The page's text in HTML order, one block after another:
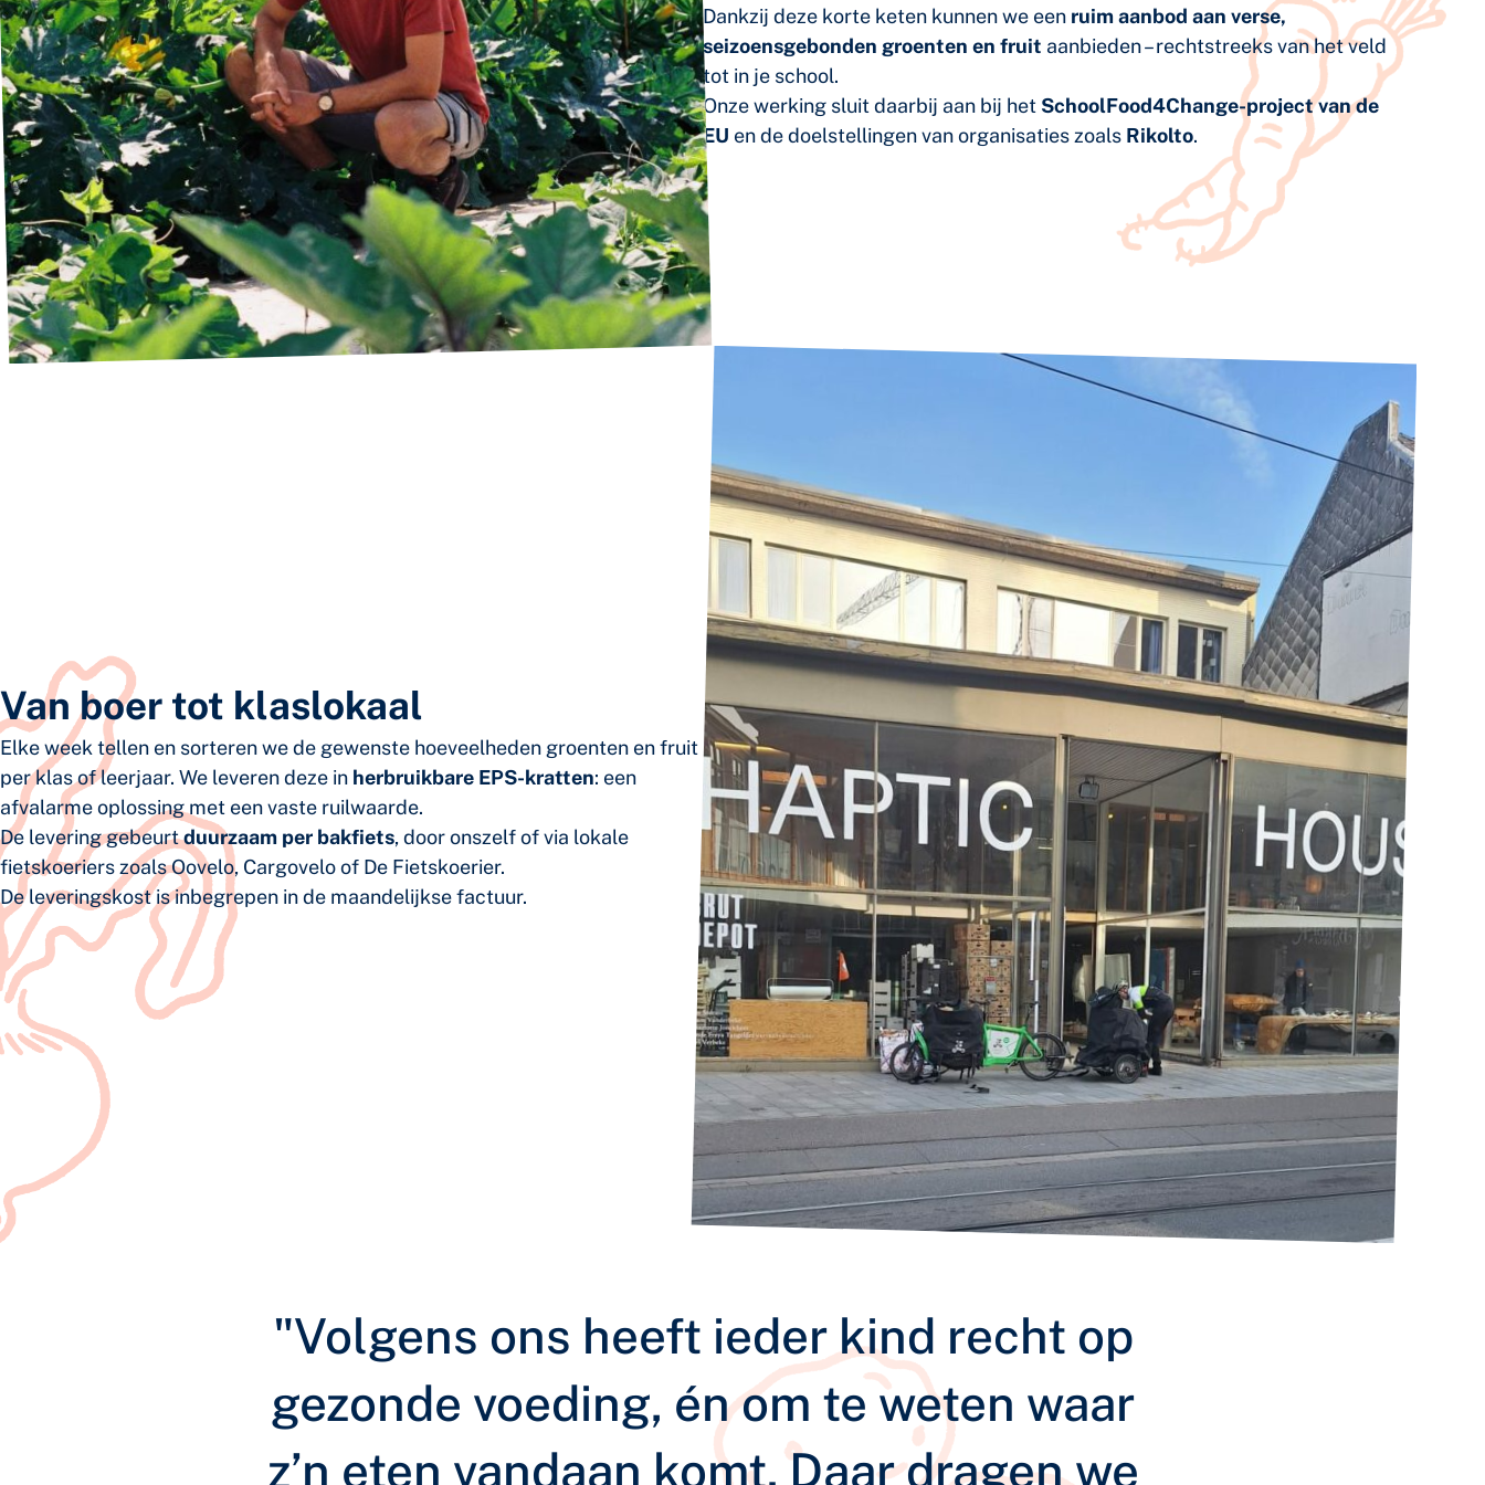
Dankzij deze korte keten kunnen we een ruim aanbod aan verse,
seizoensgebonden groenten en fruit aanbieden – rechtstreeks van het veld
tot in je school.
Onze werking sluit daarbij aan bij het SchoolFood4Change-project van de
EU en de doelstellingen van organisaties zoals Rikolto.
Van boer tot klaslokaal
Elke week tellen en sorteren we de gewenste hoeveelheden groenten en fruit
per klas of leerjaar. We leveren deze in herbruikbare EPS-kratten: een
afvalarme oplossing met een vaste ruilwaarde.
De levering gebeurtduurzaam per bakfiets, door onszelf of via lokale
fietskoeriers zoals Oovelo, Cargovelo of De Fietskoerier.
De leveringskost is inbegrepen in de maandelijkse factuur.
"Volgens ons heeft ieder kind recht op
gezonde voeding, én om te weten waar
z’n eten vandaan komt. Daar dragen we